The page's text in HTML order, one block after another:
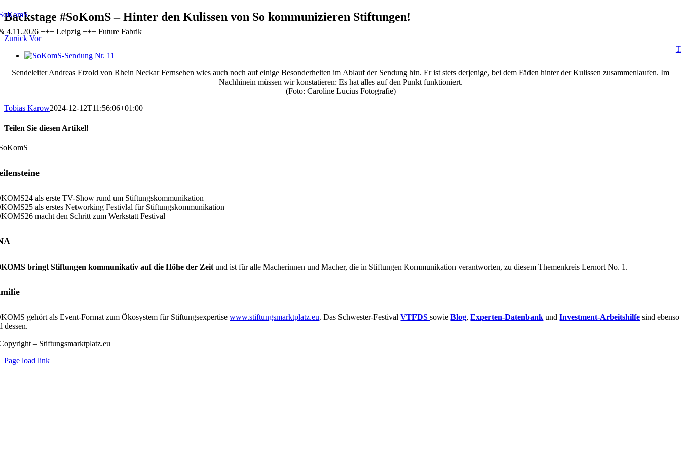
Zum
Inhalt
springen
4.11.2026 +++ Leipzig +++ Future Fabrik
Backstage #SoKomS – Hinter den Kulissen von So kommunizieren Stiftungen!
Zurück Vor
Zeige
Bild
Sendeleiter Andreas Etzold von Rhein Neckar Fernsehen wies auch noch auf einige Besonderheiten im Ablauf der Sendung hin. Er ist stets derjenige, bei dem Fäden hinter der Kulissen zusammenlaufen. Im
Nachhinein müssen wir konstatieren: Es hat alles auf den Punkt funktioniert.
(Foto: Caroline Lucius Fotografie)
Tobias Karow2024-12-12T11:56:06+01:00
Teilen Sie diesen Artikel!
Facebook
X
LinkedIn
Xing
E-
als erste TV-Show rund um Stiftungskommunikation
als erstes Networking Festivlal für Stiftungskommunikation
macht den Schritt zum Werkstatt Festival
bringt Stiftungen kommunikativ auf die Höhe der Zeit und ist für alle Macherinnen und Macher, die in Stiftungen Kommunikation verantworten, zu diesem Themenkreis Lernort No. 1.
gehört als Event-Format zum Ökosystem für Stiftungsexpertisewww.stiftungsmarktplatz.eu. Das Schwester-FestivalVTFDSsowieBlog,Experten-Datenbank undInvestment-Arbeitshilfe sind ebenso
dessen.
– Stiftungsmarktplatz.eu
Page load link